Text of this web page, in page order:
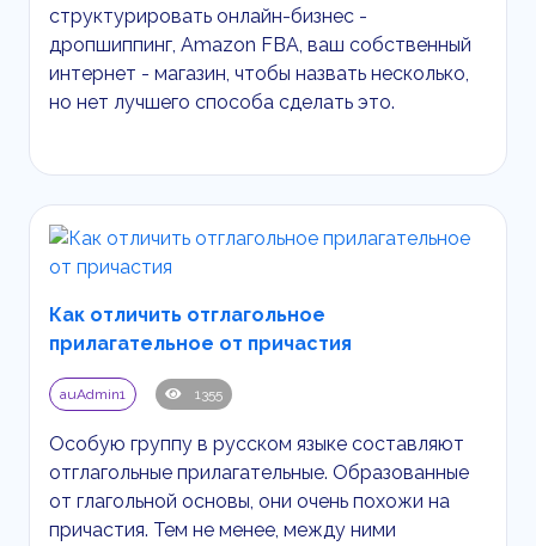
структурировать онлайн-бизнес -
дропшиппинг, Amazon FBA, ваш собственный
интернет - магазин, чтобы назвать несколько,
но нет лучшего способа сделать это.
Как отличить отглагольное
прилагательное от причастия
auAdmin1 1355
Особую группу в русском языке составляют
отглагольные прилагательные. Образованные
от глагольной основы, они очень похожи на
причастия. Тем не менее, между ними